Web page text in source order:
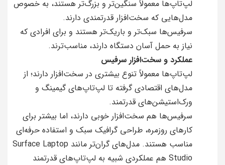
لپ‌تاپ‌ها معمولاً سنگین‌تر و بزرگ‌تر هستند، به خصوص
مدل‌هایی که سخت‌افزار قدرتمندی دارند.
سرفیس‌ها سبک‌تر و باریک‌تر هستند و برای افرادی که
نیاز به حمل آسان دستگاه دارند، مناسب‌ترند.
عملکرد و سخت‌افزار سرفیس
لپ‌تاپ‌ها معمولاً تنوع بیشتری در سخت‌افزار دارند؛ از
مدل‌های اقتصادی گرفته تا لپ‌تاپ‌های گیمینگ و
ورک‌استیشن‌های قدرتمند.
سرفیس‌ها هم سخت‌افزار خوبی دارند، اما بیشتر برای
کارهای روزمره، طراحی گرافیک سبک و استفاده حرفه‌ای
مناسب هستند. مدل‌های گران‌تر مانند Surface Laptop
Studio هم عملکردی شبیه به لپ‌تاپ‌های قدرتمند